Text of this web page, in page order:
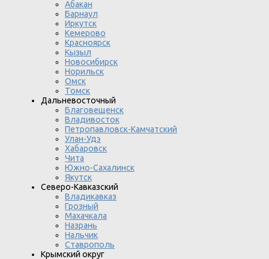
Абакан
Барнаул
Иркутск
Кемерово
Красноярск
Кызыл
Новосибирск
Норильск
Омск
Томск
Дальневосточный
Благовещенск
Владивосток
Петропавловск-Камчатский
Улан-Удэ
Хабаровск
Чита
Южно-Сахалинск
Якутск
Северо-Кавказский
Владикавказ
Грозный
Махачкала
Назрань
Нальчик
Ставрополь
Крымский округ